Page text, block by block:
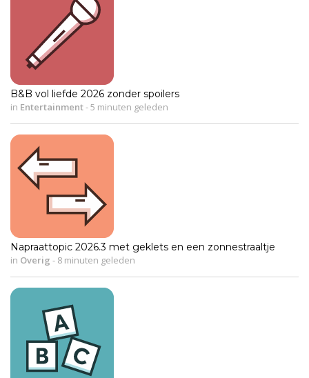
B&B vol liefde 2026 zonder spoilers
in Entertainment-5 minuten geleden
Napraattopic 2026.3 met geklets en een zonnestraaltje
in Overig - 8 minuten geleden